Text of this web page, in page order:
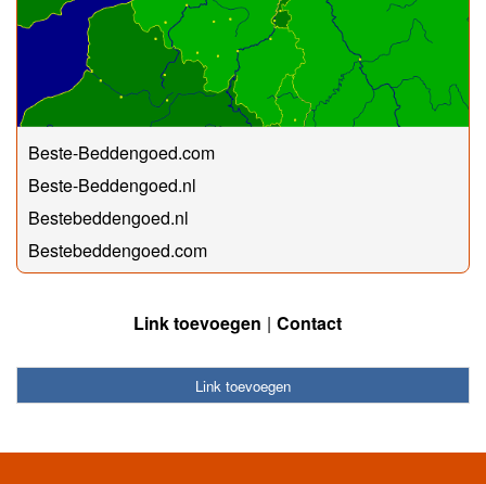
Beste-Beddengoed.com
Beste-Beddengoed.nl
Bestebeddengoed.nl
Bestebeddengoed.com
Link toevoegen Contact
Link toevoegen